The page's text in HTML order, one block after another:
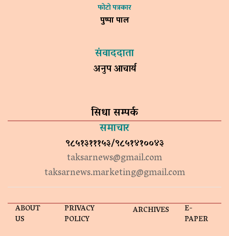
फोटो पत्रकार
पुष्पा पाल
संवाददाता
अनुप आचार्य
सिधा सम्पर्क
समाचार
९८५१३१११५३/९८५१४१००४३
taksarnews@gmail.com
taksarnews.marketing@gmail.com
ABOUT
US
PRIVACY
POLICY
ARCHIVES E-
PAPER